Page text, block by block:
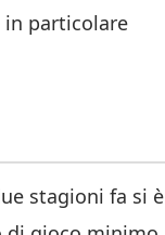
in particolare
stagioni fa si è